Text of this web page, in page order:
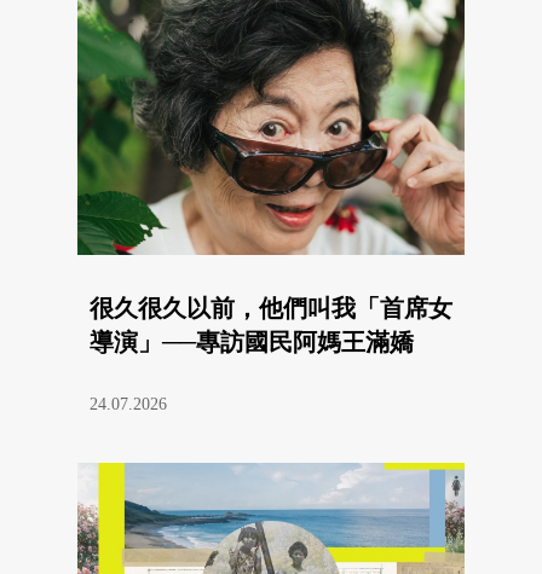
很久很久以前，他們叫我「首席女
導演」──專訪國民阿媽王滿嬌
24.07.2026